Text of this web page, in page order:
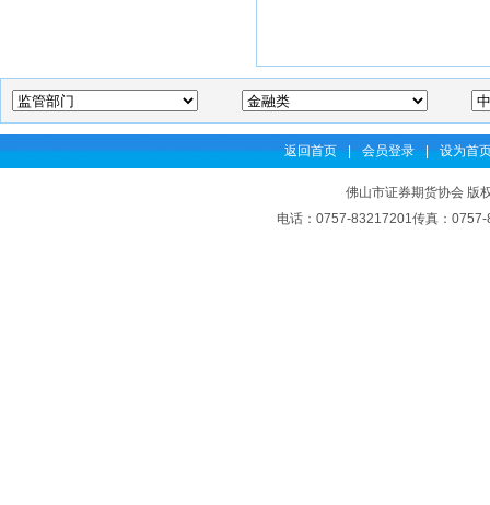
返回首页 | 会员登录 | 设为首
佛山市证券期货协会 版
电话：0757-83217201传真：